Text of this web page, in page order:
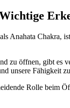
Anahata Chakra,
zu öffnen, gibt es
unsere Fähigkeit
Rolle beim